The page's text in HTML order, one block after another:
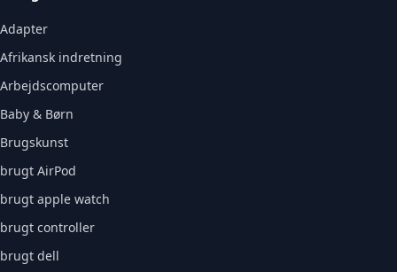
Adapter
Afrikansk indretning
Arbejdscomputer
Baby & Børn
Brugskunst
brugt AirPod
brugt apple watch
brugt controller
brugt dell